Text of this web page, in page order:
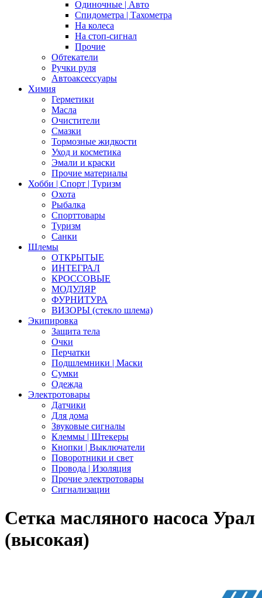
Одиночные | Авто
Спидометра | Тахометра
На колеса
На стоп-сигнал
Прочие
Обтекатели
Ручки руля
Автоаксессуары
Химия
Герметики
Масла
Очистители
Смазки
Тормозные жидкости
Уход и косметика
Эмали и краски
Прочие материалы
Хобби | Cпорт | Туризм
Охота
Рыбалка
Спорттовары
Туризм
Санки
Шлемы
ОТКРЫТЫЕ
ИНТЕГРАЛ
КРОССОВЫЕ
МОДУЛЯР
ФУРНИТУРА
ВИЗОРЫ (стекло шлема)
Экипировка
Защита тела
Очки
Перчатки
Подшлемники | Маски
Сумки
Одежда
Электротовары
Датчики
Для дома
Звуковые сигналы
Клеммы | Штекеры
Кнопки | Выключатели
Поворотники и свет
Провода | Изоляция
Прочие электротовары
Сигнализации
Сетка масляного насоса Урал
(высокая)